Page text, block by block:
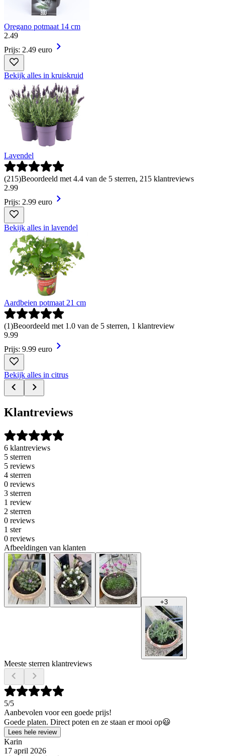
Oregano potmaat 14 cm
2.49
Prijs: 2.49 euro
Bekijk alles in kruiskruid
Lavendel
(215)Beoordeeld met 4.4 van de 5 sterren, 215 klantreviews
2.99
Prijs: 2.99 euro
Bekijk alles in lavendel
Aardbeien potmaat 21 cm
(1)Beoordeeld met 1.0 van de 5 sterren, 1 klantreview
9.99
Prijs: 9.99 euro
Bekijk alles in citrus
Klantreviews
6 klantreviews
5 sterren
5 reviews
4 sterren
0 reviews
3 sterren
1 review
2 sterren
0 reviews
1 ster
0 reviews
Afbeeldingen van klanten
+3
Meeste sterren klantreviews
5/5
Aanbevolen voor een goede prijs!
Goede platen. Direct poten en ze staan er mooi op😃
Lees hele review
Karin
17 april 2026